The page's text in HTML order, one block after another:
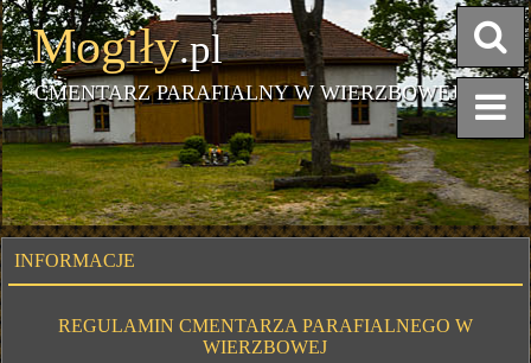
Mogiły.pl
CMENTARZ PARAFIALNY W WIERZBOWEJ
INFORMACJE
REGULAMIN CMENTARZA PARAFIALNEGO W
WIERZBOWEJ